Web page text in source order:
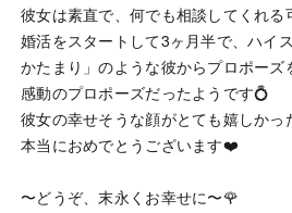
彼女は素直で、何でも相談してくれ
婚活をスタートして3ヶ月半で、ハイ
かたまり」のような彼からプロポーズ
感動のプロポーズだったようです💍
彼女の幸せそうな顔がとても嬉しかっ
本当におめでとうございます❤️
〜どうぞ、末永くお幸せに〜🌹